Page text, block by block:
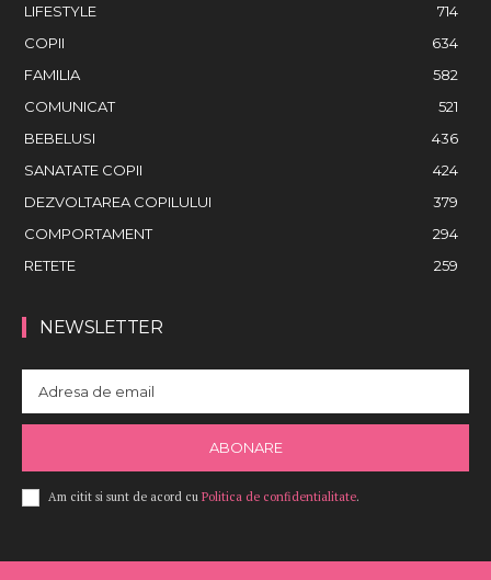
LIFESTYLE
714
COPII
634
FAMILIA
582
COMUNICAT
521
BEBELUSI
436
SANATATE COPII
424
DEZVOLTAREA COPILULUI
379
COMPORTAMENT
294
RETETE
259
NEWSLETTER
ABONARE
Am citit si sunt de acord cu Politica de confidentialitate.